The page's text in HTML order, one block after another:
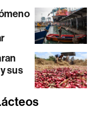
sus